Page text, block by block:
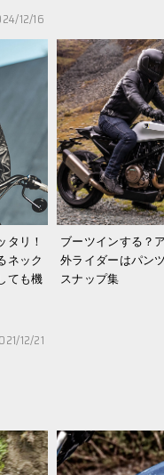
12/16
タリ！
ネック
ても機
12/21
ブーツインする？
外ライダーはパン
スナップ集